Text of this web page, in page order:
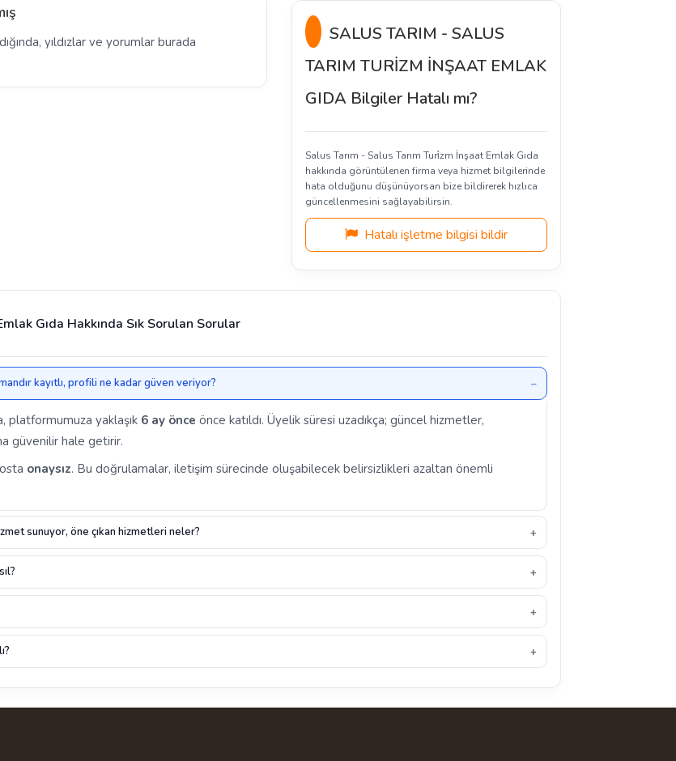
yıldızlar ve yorumlar burada
SALUS TARIM - SALUS
TARIM TURİZM İNŞAAT EMLAK
GIDA Bilgiler Hatalı mı?
Salus Tarım - Salus Tarım Turi̇zm İnşaat Emlak Gıda
hakkında görüntülenen firma veya hizmet bilgilerinde
hata olduğunu düşünüyorsan bize bildirerek hızlıca
güncellenmesini sağlayabilirsin.
Hatalı işletme bilgisi bildir
Gıda Hakkında Sık Sorulan Sorular
kayıtlı, profili ne kadar güven veriyor?
platformumuza yaklaşık 6 ay önce önce katıldı. Üyelik süresi uzadıkça; güncel hizmetler,
güvenilir hale getirir.
onaysız. Bu doğrulamalar, iletişim sürecinde oluşabilecek belirsizlikleri azaltan önemli
sunuyor, öne çıkan hizmetleri neler?